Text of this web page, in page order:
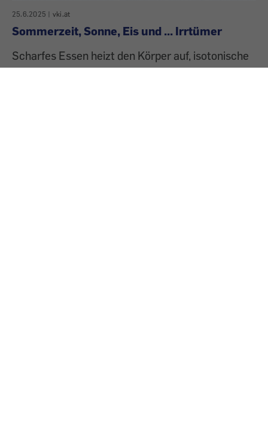
25.6.2025 | vki.at
Sommerzeit, Sonne, Eis und ... Irrtümer
Scharfes Essen heizt den Körper auf, isotonische
Getränke sind ein Muss und Karotten ersetzen